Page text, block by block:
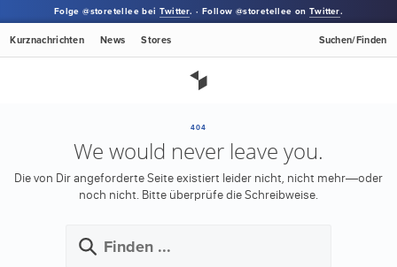
Folge @storetellee beiTwitter. · Follow @storetellee onTwitter.
Kurznachrichten News Stores Suchen/Finden
404
We would never leave you.
Die von Dir angeforderte Seite existiert leider nicht, nicht mehr—oder
noch nicht. Bitte überprüfe die Schreibweise.